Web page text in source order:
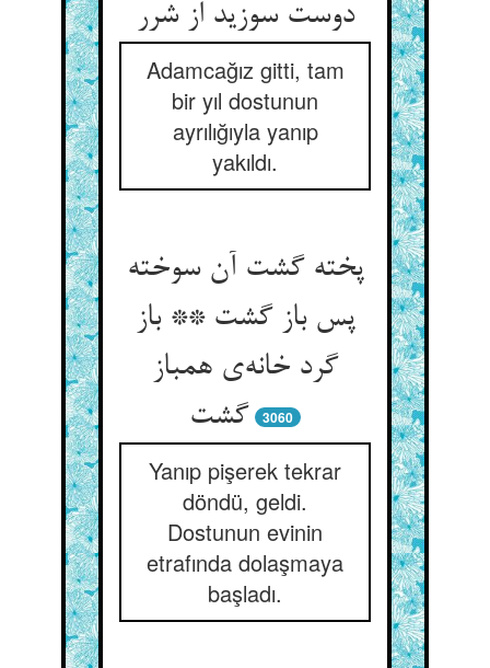
دوست سوزید از شرر
Adamcağız gitti, tam
bir yıl dostunun
ayrılığıyla yanıp
yakıldı.
پخته گشت آن سوخته
پس باز گشت ** باز
گرد خانه‌‌ی همباز
3060
Yanıp pişerek tekrar
döndü, geldi.
Dostunun evinin
etrafında dolaşmaya
başladı.